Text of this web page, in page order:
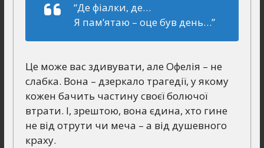
“Де фіалки, де…
Я пам’ятаю – оце був день…”
Це може вас здивувати, але Офелія – не
слабка. Вона – дзеркало трагедії, у якому
кожен бачить частину своєї болючої
втрати. І, зрештою, вона єдина, хто гине
не від отрути чи меча – а від душевного
краху.